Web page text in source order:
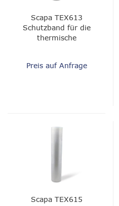
Scapa TEX613
Schutzband für die
thermische
Preis auf Anfrage
Scapa TEX615